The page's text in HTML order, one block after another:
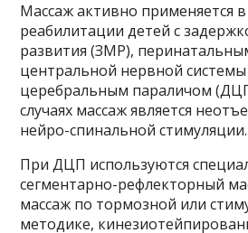
Массаж активно применяется
реабилитации детей с
развития (ЗМР),
центральной нервной
церебральным параличом
случаях массаж является
нейро-спинальной стимуляции.
При ДЦП используются
сегментарно-рефлекторный
массаж по тормозной или
методике,